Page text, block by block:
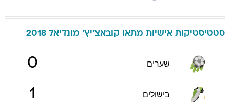
סטטיסטיקות אישיות מתאו קובאצ'יץ' מונדיאל 2018
שערים 0
בישולים 1